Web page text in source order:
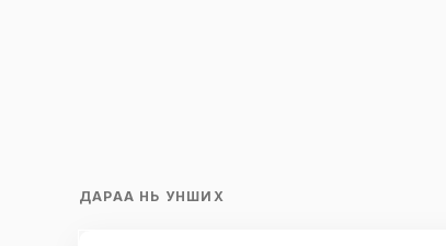
ДАРАА НЬ УНШИХ